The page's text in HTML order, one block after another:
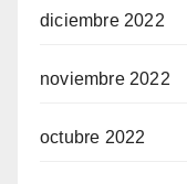
diciembre 2022
noviembre 2022
octubre 2022